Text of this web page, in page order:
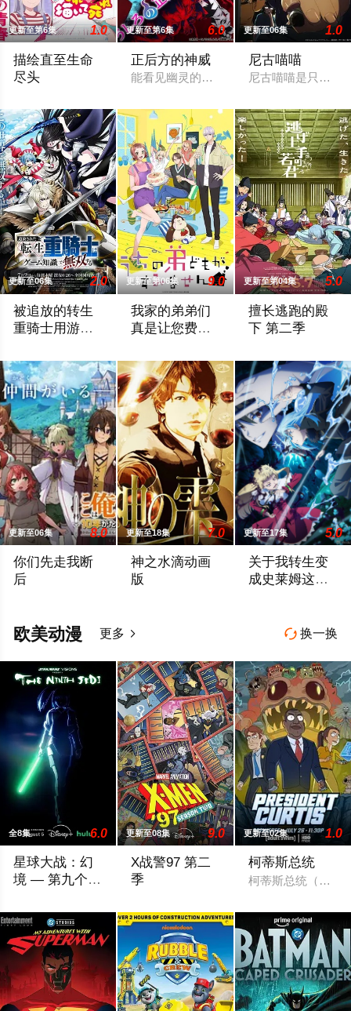
更新至第6集 1.0
描绘直至生命
尽头
更新至第6集 6.0
正后方的神威
能看见幽灵的平凡女高中生·志津香，利
更新至06集 1.0
尼古喵喵
尼古喵喵是只超爱
更新至06集 2.0
被追放的转生
重骑士用游戏
更新至第06集 9.0
我家的弟弟们
真是让您费心
更新至第04集 5.0
擅长逃跑的殿
下 第二季
更新至06集 8.0
你们先走我断
后
更新至18集 7.0
神之水滴动画
版
更新至17集 5.0
关于我转生变
成史莱姆这档
 换一换
欧美动漫 更多 
全8集 6.0
星球大战：幻
境 — 第九个绝
更新至08集 9.0
X战警97 第二
季
更新至02集 1.0
柯蒂斯总统
柯蒂斯总统（凯斯